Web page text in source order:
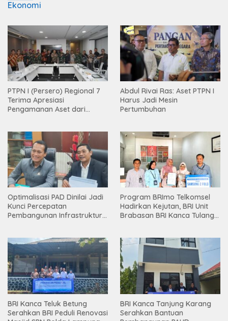
Ekonomi
PTPN I (Persero) Regional 7
Terima Apresiasi
Pengamanan Aset dari
Abdul Rivai Ras: Aset PTPN I
Harus Jadi Mesin
Pertumbuhan
Optimalisasi PAD Dinilai Jadi
Kunci Percepatan
Pembangunan Infrastruktur
Program BRImo Telkomsel
Hadirkan Kejutan, BRI Unit
Brabasan BRI Kanca Tulang
Mesuji
BRI Kanca Teluk Betung
Serahkan BRI Peduli Renovasi
BRI Kanca Tanjung Karang
Serahkan Bantuan